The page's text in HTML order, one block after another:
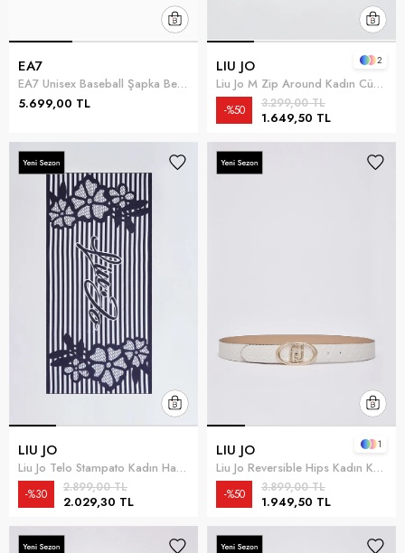
EA7
EA7 Unisex Baseball Şapka Beyaz
5.699,00 TL
LIU JO
Liu Jo M Zip Around Kadın Cüzdan Vizon
1.649,50 TL
3.299,00 TL
%50
2
LIU JO
Liu Jo Telo Stampato Kadın Havlu Çok Renkli
2.029,30 TL
2.899,00 TL
%30
LIU JO
Liu Jo Reversible Hips Kadın Kemer Çok Renkli
1.949,50 TL
3.899,00 TL
%50
1